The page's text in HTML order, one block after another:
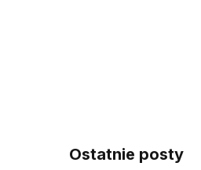
Ostatnie posty